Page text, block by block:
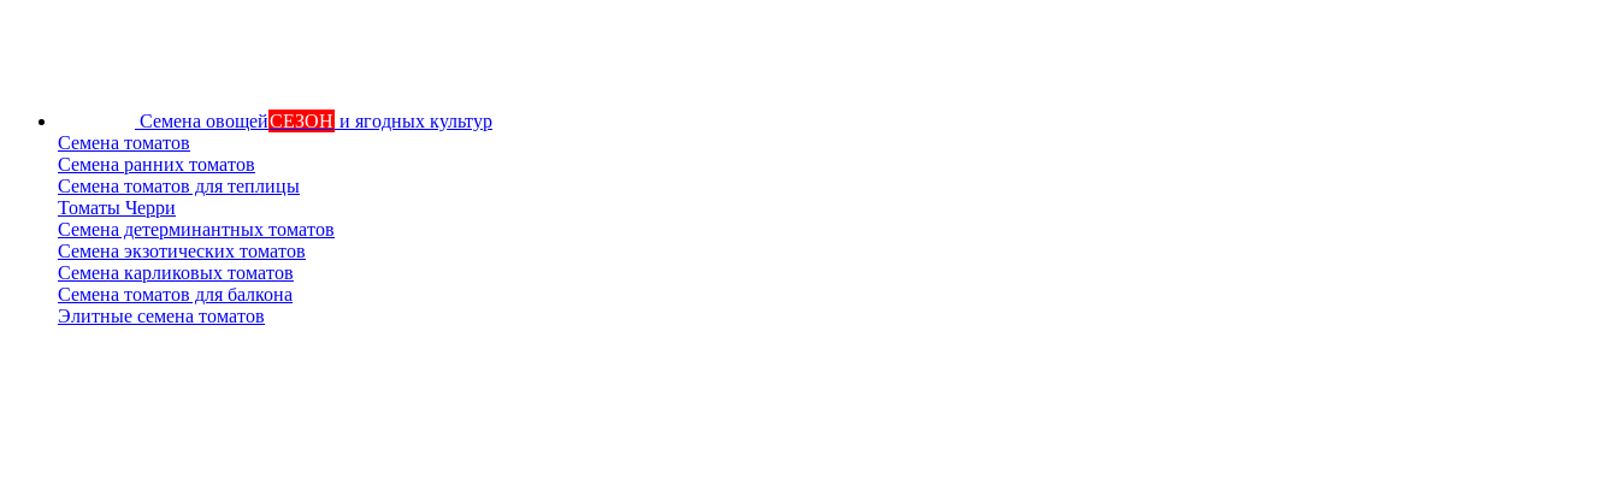
Семена овощейСЕЗОН и ягодных культур
Семена томатов
Семена ранних томатов
Семена томатов для теплицы
Томаты Черри
Семена детерминантных томатов
Семена экзотических томатов
Семена карликовых томатов
Семена томатов для балкона
Элитные семена томатов